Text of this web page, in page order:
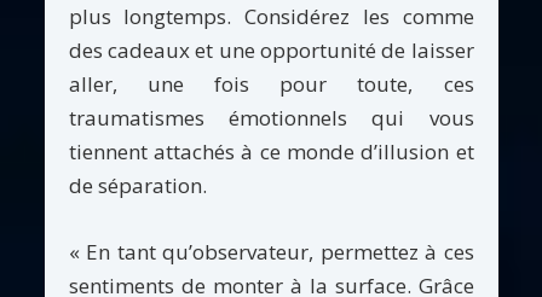
plus longtemps. Considérez les comme
des cadeaux et une opportunité de laisser
aller, une fois pour toute, ces
traumatismes émotionnels qui vous
tiennent attachés à ce monde d’illusion et
de séparation.
« En tant qu’observateur, permettez à ces
sentiments de monter à la surface. Grâce